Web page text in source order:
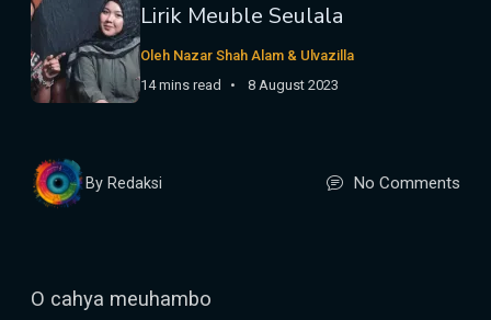
Lirik Meuble Seulala
Oleh Nazar Shah Alam & Ulvazilla
14 mins read
8 August 2023
By Redaksi No Comments
O cahya meuhambo